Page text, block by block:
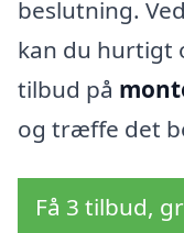
beslutning.
kan du hurtigt
tilbud på
og træffe det
Få 3 tilbud,